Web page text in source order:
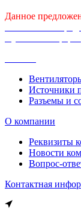
Данное
Источники
Разъемы и
О компании
Реквизиты
Новости
Вопрос-
Контактная